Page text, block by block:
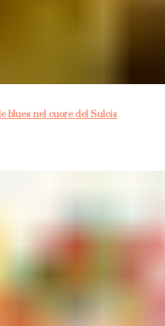
blues nel cuore del Sulcis